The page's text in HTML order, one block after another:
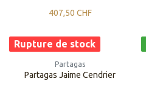
407,50 CHF
Rupture de stock
Partagas
Partagas Jaime Cendrier